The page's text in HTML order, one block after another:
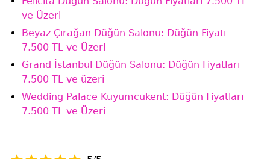
ve Üzeri
Beyaz Çırağan Düğün Salonu: Düğün Fiyatı
7.500 TL ve Üzeri
Grand İstanbul Düğün Salonu: Düğün Fiyatları
7.500 TL ve üzeri
Wedding Palace Kuyumcukent: Düğün Fiyatları
7.500 TL ve Üzeri